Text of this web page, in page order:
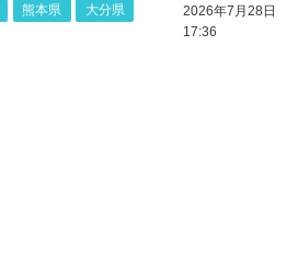
熊本県
大分県
2026年7月28日
17:36